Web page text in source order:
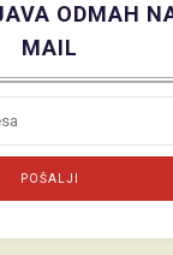
ODMAH
MAIL